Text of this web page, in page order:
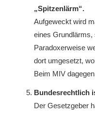
„Spitzenlärm“.
Aufgeweckt wird
eines Grundlärms,
Paradoxerweise
dort umgesetzt,
Beim MIV
Bundesrechtlich
Der Gesetzgeber